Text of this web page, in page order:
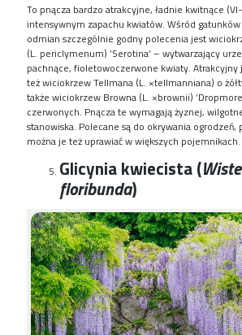
To pnącza bardzo atrakcyjne, ładnie kwitnące
intensywnym zapachu kwiatów. Wśród gatunków
odmian szczególnie godny polecenia jest
(L. periclymenum) ’Serotina’ – wytwarzający
pachnące, fioletowoczerwone kwiaty. Atrakcyjny
teżwiciokrzewTellmana (L. ×tellmanniana) o
także wiciokrzew Browna (L. ×brownii) ’Dropmore
czerwonych. Pnączate wymagają żyznej,
stanowiska. Polecane są do okrywania ogrodzeń,
można je też uprawiać w większych pojemnikach.
Glicynia kwiecista (
floribunda)